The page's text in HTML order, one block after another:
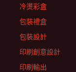
冷燙彩盒
包裝禮盒
包裝設計
印刷創意設計
印刷輸出